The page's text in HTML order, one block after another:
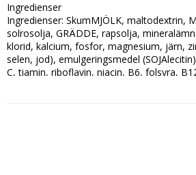
Ingredienser
Ingredienser: SkumMJÖLK, maltodextrin,
solrosolja, GRÄDDE, rapsolja,
klorid, kalcium, fosfor, magnesium, järn,
selen, jod), emulgeringsmedel
C, tiamin, riboflavin, niacin, B6, folsyra,